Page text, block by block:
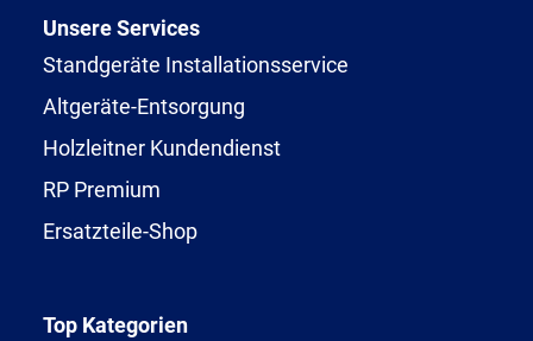
Unsere Services
Standgeräte Installationsservice
Altgeräte-Entsorgung
Holzleitner Kundendienst
RP Premium
Ersatzteile-Shop
Top Kategorien